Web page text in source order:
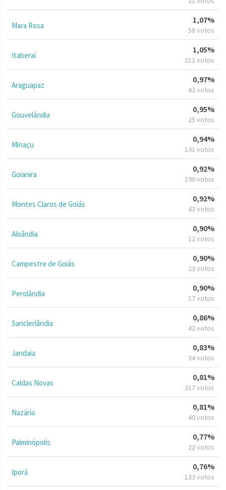
Mara Rosa
1,07%
58 votos
Itaberaí
1,05%
212 votos
Araguapaz
0,97%
42 votos
Gouvelândia
0,95%
25 votos
Minaçu
0,94%
141 votos
Goianira
0,92%
196 votos
Montes Claros de Goiás
0,92%
43 votos
Aloândia
0,90%
12 votos
Campestre de Goiás
0,90%
23 votos
Perolândia
0,90%
17 votos
Sanclerlândia
0,86%
42 votos
Jandaia
0,83%
34 votos
Caldas Novas
0,81%
317 votos
Nazário
0,81%
40 votos
Palminópolis
0,77%
22 votos
Iporá
0,76%
133 votos